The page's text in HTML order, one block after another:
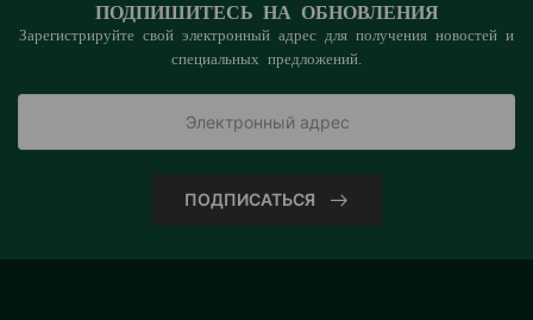
ПОДПИШИТЕСЬ НА ОБНОВЛЕНИЯ
Зарегистрируйте свой электронный адрес для получения новостей и
специальных предложений.
ПОДПИСАТЬСЯ